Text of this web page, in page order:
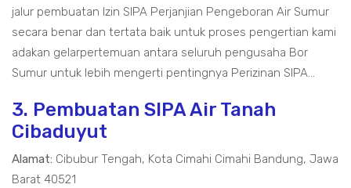
jalur pembuatan Izin SIPA Perjanjian Pengeboran Air Sumur
secara benar dan tertata baik untuk proses pengertian kami
adakan gelarpertemuan antara seluruh pengusaha Bor
Sumur untuk lebih mengerti pentingnya Perizinan SIPA...
3. Pembuatan SIPA Air Tanah
Cibaduyut
Alamat: Cibubur Tengah, Kota Cimahi Cimahi Bandung, Jawa
Barat 40521